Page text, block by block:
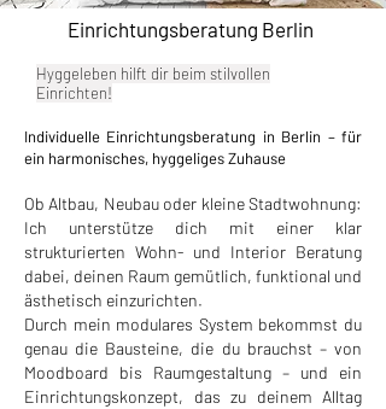
Einrichtungsberatung Berlin
Hyggeleben hilft dir beim stilvollen
Einrichten!
Individuelle Einrichtungsberatung in Berlin – für
ein harmonisches, hyggeliges Zuhause
Ob Altbau, Neubau oder kleine Stadtwohnung:
Ich unterstütze dich mit einer klar
strukturierten Wohn- und Interior Beratung
dabei, deinen Raum gemütlich, funktional und
ästhetisch einzurichten.
Durch mein modulares System bekommst du
genau die Bausteine, die du brauchst – von
Moodboard bis Raumgestaltung – und ein
Einrichtungskonzept, das zu deinem Alltag